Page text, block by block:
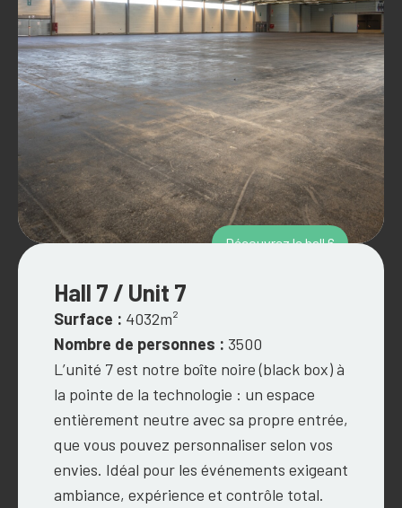
Découvrez le hall 6
Hall 7 / Unit 7
Surface : 4032m²
Nombre de personnes : 3500
L’unité 7 est notre boîte noire (black box) à
la pointe de la technologie : un espace
entièrement neutre avec sa propre entrée,
que vous pouvez personnaliser selon vos
envies. Idéal pour les événements exigeant
ambiance, expérience et contrôle total.